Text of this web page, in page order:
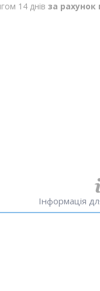
14 днів за рахунок
Інформація